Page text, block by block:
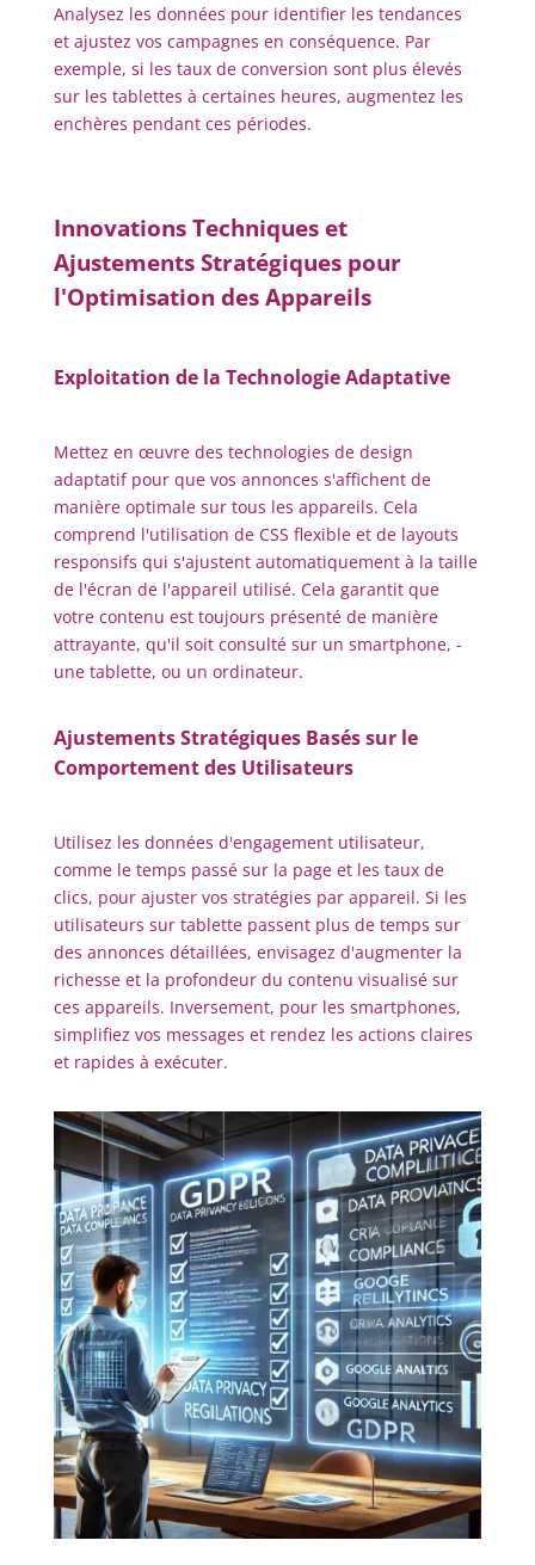
Analysez les données pour identifier les tendances
et ajustez vos campagnes en conséquence. Par
exemple, si les taux de conversion sont plus élevés
sur les tablettes à certaines heures, augmentez les
enchères pendant ces périodes.
Innovations Techniques et
Ajustements Stratégiques pour
l'Optimisation des Appareils
Exploitation de la Technologie Adaptative
Mettez en œuvre des technologies de design
adaptatif pour que vos annonces s'affichent de
manière optimale sur tous les appareils. Cela
comprend l'utilisation de CSS flexible et de layouts
responsifs qui s'ajustent automatiquement à la taille
de l'écran de l'appareil utilisé. Cela garantit que
votre contenu est toujours présenté de manière
attrayante, qu'il soit consulté sur un smartphone, -
une tablette, ou un ordinateur.
Ajustements Stratégiques Basés sur le
Comportement des Utilisateurs
Utilisez les données d'engagement utilisateur,
comme le temps passé sur la page et les taux de
clics, pour ajuster vos stratégies par appareil. Si les
utilisateurs sur tablette passent plus de temps sur
des annonces détaillées, envisagez d'augmenter la
richesse et la profondeur du contenu visualisé sur
ces appareils. Inversement, pour les smartphones,
simplifiez vos messages et rendez les actions claires
et rapides à exécuter.